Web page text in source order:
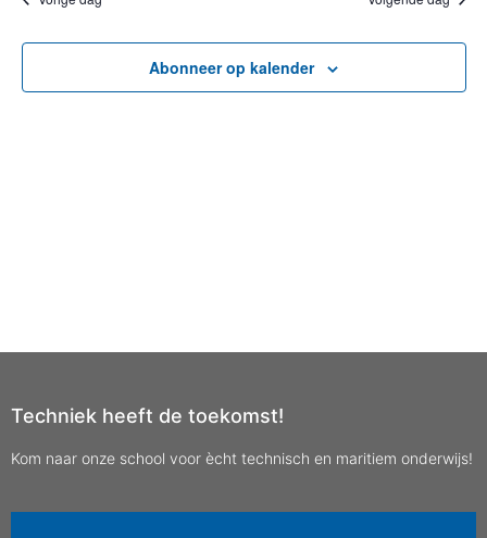
Abonneer op kalender
Techniek heeft de toekomst!
Kom naar onze school voor ècht technisch en maritiem onderwijs!